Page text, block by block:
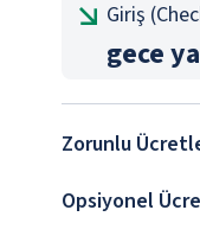
Giriş
gece
Zorunlu
Opsiyonel